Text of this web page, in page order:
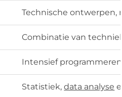
Technische ontwerpen,
Combinatie van
Intensief
Statistiek,data analyse